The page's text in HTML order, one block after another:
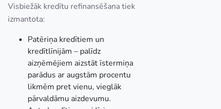
Visbiežāk kredītu refinansēšana tiek
izmantota:
Patēriņa kredītiem un
kredītlīnijām – palīdz
aizņēmējiem aizstāt īstermiņa
parādus ar augstām procentu
likmēm pret vienu, vieglāk
pārvaldāmu aizdevumu.